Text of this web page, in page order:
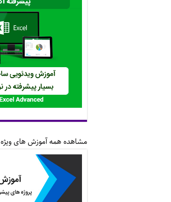
مشاهده همه آموزش های ویژه